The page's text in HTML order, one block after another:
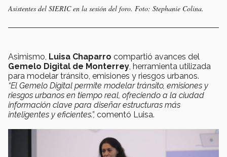
Asistentes del SIERIC en la sesión del foro. Foto: Stephanie Colina.
Asimismo, Luisa Chaparro compartió avances del
Gemelo Digital de Monterrey, herramienta utilizada
para modelar tránsito, emisiones y riesgos urbanos.
“El Gemelo Digital permite modelar tránsito, emisiones y
riesgos urbanos en tiempo real, ofreciendo a la ciudad
información clave para diseñar estructuras más
inteligentes y eficientes.”, comentó Luisa.